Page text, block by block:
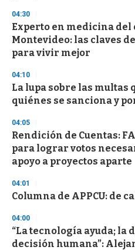
n
d
s
04:30
Experto en medicina del
Montevideo: las claves
para vivir mejor
04:10
La lupa sobre las multas
quiénes se sanciona y
04:05
Rendición de Cuentas:
para lograr votos
apoyo a proyectos aparte
04:01
Columna de APPCU: de
04:00
“La tecnología ayuda; la
decisión humana”: